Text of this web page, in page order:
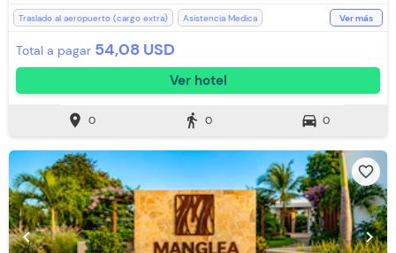
Traslado al aeropuerto (cargo extra)
Asistencia Medica
Ver más
Total a pagar 54,08 USD
Ver hotel
location_on 0 directions_walk 0 directions_car 0
favorite_border
chevron_left chevron_right